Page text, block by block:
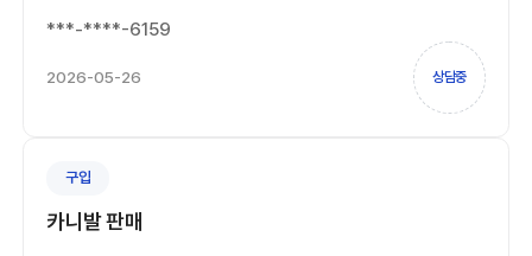
***-****-6159
2026-05-26 상담중
구입
카니발 판매